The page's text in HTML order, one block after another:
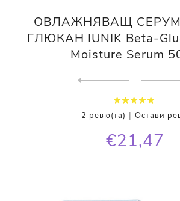
ОВЛАЖНЯВАЩ СЕРУМ
ГЛЮКАН IUNIK Beta-
Moisture Serum
2 ревю(та) | Остави
€21,47